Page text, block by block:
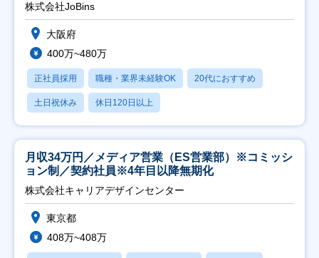
株式会社JoBins
大阪府
400万~480万
正社員採用 職種・業界未経験OK 20代におすすめ
土日祝休み 休日120日以上
月収34万円／メディア営業（ES営業部）※コミッシ
ョン制／契約社員※4年目以降無期化
株式会社キャリアデザインセンター
東京都
408万~408万